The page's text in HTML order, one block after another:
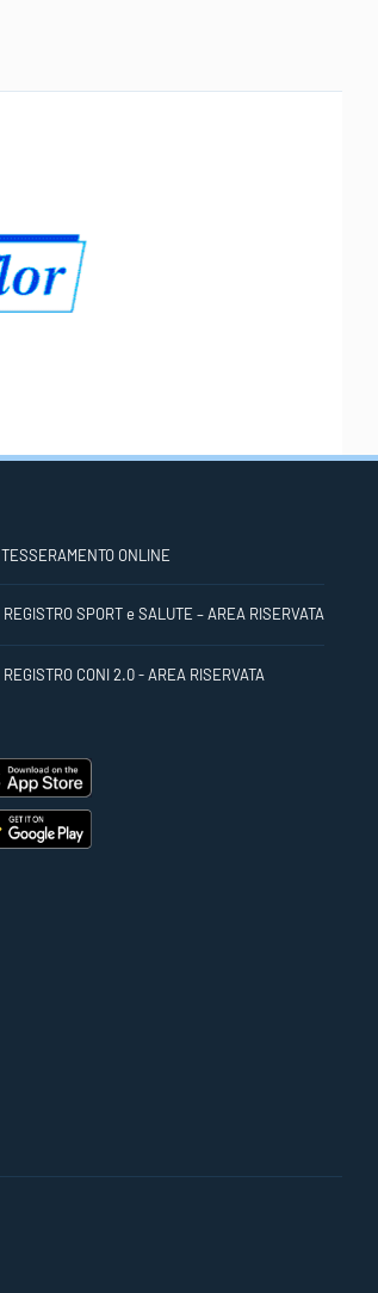
TESSERAMENTO ONLINE
REGISTRO SPORT e SALUTE – AREA RISERVATA
REGISTRO CONI 2.0 - AREA RISERVATA